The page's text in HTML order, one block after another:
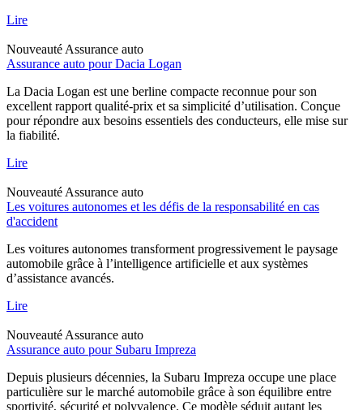
Lire
Nouveauté Assurance auto
Assurance auto pour Dacia Logan
La Dacia Logan est une berline compacte reconnue pour son
excellent rapport qualité-prix et sa simplicité d’utilisation. Conçue
pour répondre aux besoins essentiels des conducteurs, elle mise sur
la fiabilité.
Lire
Nouveauté Assurance auto
Les voitures autonomes et les défis de la responsabilité en cas
d'accident
Les voitures autonomes transforment progressivement le paysage
automobile grâce à l’intelligence artificielle et aux systèmes
d’assistance avancés.
Lire
Nouveauté Assurance auto
Assurance auto pour Subaru Impreza
Depuis plusieurs décennies, la Subaru Impreza occupe une place
particulière sur le marché automobile grâce à son équilibre entre
sportivité, sécurité et polyvalence. Ce modèle séduit autant les